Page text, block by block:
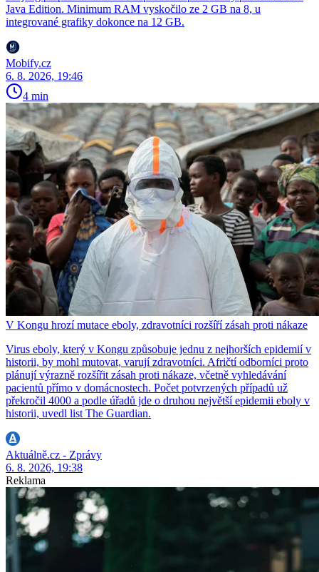
Java Edition. Minimum RAM vyskočilo ze 2 GB na 8, u
integrované grafiky dokonce na 12 GB.
Mobify.cz
6. 8. 2026, 19:46
4 min
V Kongu hrozí mutace eboly, zdravotníci rozšíří zásah proti nákaze
Virus eboly, který v Kongu způsobuje jednu z nejhorších epidemií v
historii, by mohl mutovat, varují zdravotníci. Afričtí odborníci proto
plánují výrazně rozšířit zásah proti nákaze, včetně vyhledávání
pacientů přímo v domácnostech. Počet potvrzených případů už
překročil 4000 a podle úřadů jde o druhou největší epidemii eboly v
historii, uvedl list The Guardian.
Aktuálně.cz - Zprávy
6. 8. 2026, 19:38
Reklama